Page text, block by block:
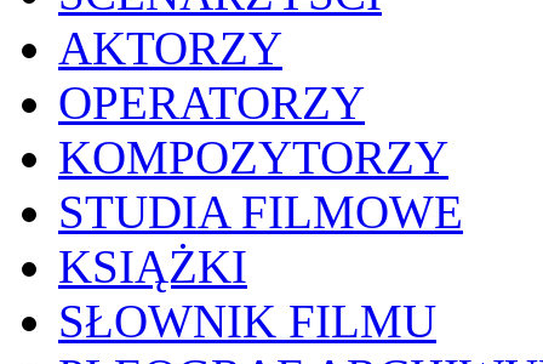
AKTORZY
OPERATORZY
KOMPOZYTORZY
STUDIA FILMOWE
KSIĄŻKI
SŁOWNIK FILMU